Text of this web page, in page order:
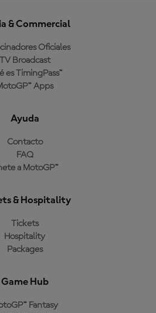
& Commercial
Oficiales
TV Broadcast
es TimingPass™
Apps
Ayuda
Contacto
FAQ
a MotoGP™
& Hospitality
Tickets
Hospitality
Packages
Game Hub
Fantasy